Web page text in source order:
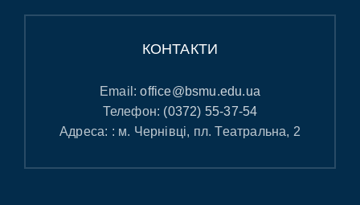
КОНТАКТИ
Email:office@bsmu.edu.ua
Телефон: (0372) 55-37-54
Адреса: : м. Чернівці, пл. Театральна, 2